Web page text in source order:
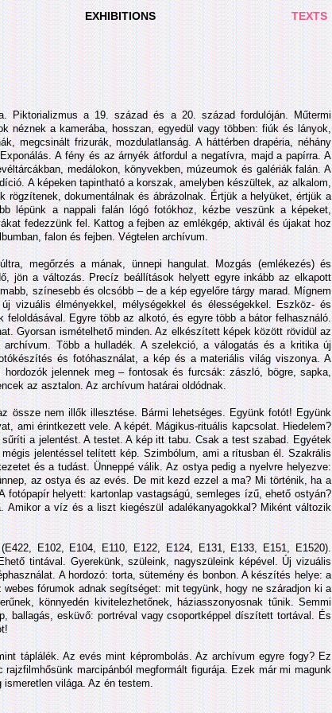
EXHIBITIONS TEXTS
Piktorializmus a 19. század és a 20. század fordulóján. Műtermi
néznek a kamerába, hosszan, egyedül vagy többen: fiúk és lányok,
megcsinált frizurák, mozdulatlanság. A háttérben drapéria, néhány
A fény és az árnyék átfordul a negatívra, majd a papírra. A
medálokon, könyvekben, múzeumok és galériák falán. A
A képeken tapintható a korszak, amelyben készültek, az alkalom,
dokumentálnak és ábrázolnak. Értjük a helyüket, értjük a
lépünk a nappali falán lógó fotókhoz, kézbe veszünk a képeket,
fedezzünk fel. Kattog a fejben az emlékgép, aktivál és újakat hoz
falon és fejben. Végtelen archívum.
megőrzés a mának, ünnepi hangulat. Mozgás (emlékezés) és
jön a változás. Precíz beállítások helyett egyre inkább az elkapott
színesebb és olcsóbb – de a kép egyelőre tárgy marad. Mígnem
vizuális élményekkel, mélységekkel és élességekkel. Eszköz- és
Egyre több az alkotó, és egyre több a bátor felhasználó.
Gyorsan ismételhető minden. Az elkészített képek között rövidül az
Több a hulladék. A szelekció, a válogatás és a kritika új
és fotóhasználat, a kép és a materiális világ viszonya. A
jelennek meg – fontosak és furcsák: zászló, bögre, sapka,
az asztalon. Az archívum határai oldódnak.
össze nem illők illesztése. Bármi lehetséges. Együnk fotót! Együnk
ami érintkezett vele. A képét. Mágikus-rituális kapcsolat. Hiedelem?
a jelentést. A testet. A kép itt tabu. Csak a test szabad. Egyétek
jelentéssel telített kép. Szimbólum, ami a rítusban él. Szakrális
és a tudást. Ünneppé válik. Az ostya pedig a nyelvre helyezve:
az ostya és az evés. De mit kezd ezzel a ma? Mi történik, ha a
helyett: kartonlap vastagságú, semleges ízű, ehető ostyán?
a víz és a liszt kiegészül adalékanyagokkal? Miként változik
E102, E104, E110, E122, E124, E131, E133, E151, E1520).
tintával. Gyerekünk, szüleink, nagyszüleink képével. Új vizuális
A hordozó: torta, sütemény és bonbon. A készítés helye: a
fórumok adnak segítséget: mit tegyünk, hogy ne száradjon ki a
könnyedén kivitelezhetőnek, háziasszonyosnak tűnik. Semmi
ballagás, esküvő: portréval vagy csoportképpel díszített tortával. És
táplálék. Az evés mint képrombolás. Az archívum egyre fogy? Ez
marcipánból megformált figurája. Ezek már mi magunk
világa. Az én testem.